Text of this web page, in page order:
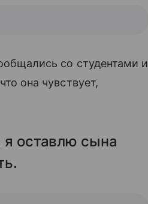
со студентами и
она чувствует,
я оставлю сына